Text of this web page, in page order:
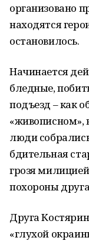
организовано
находятся
остановилось.
Начинается
бледные,
подъезд – как
люди
бдительная
грозя
похороны
Друга
«глухой